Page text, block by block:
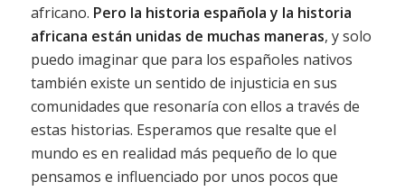
africano. Pero la historia española y la historia
africana están unidas de muchas maneras, y solo
puedo imaginar que para los españoles nativos
también existe un sentido de injusticia en sus
comunidades que resonaría con ellos a través de
estas historias. Esperamos que resalte que el
mundo es en realidad más pequeño de lo que
pensamos e influenciado por unos pocos que